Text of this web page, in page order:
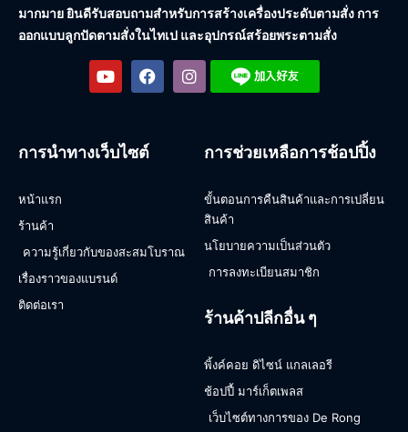
มากมาย ยินดีรับสอบถามสำหรับการสร้างเครื่องประดับตามสั่ง การ
ออกแบบลูกปัดตามสั่งในไทเป และอุปกรณ์สร้อยพระตามสั่ง
การนำทางเว็บไซต์
หน้าแรก
ร้านค้า
ความรู้เกี่ยวกับของสะสมโบราณ
เรื่องราวของแบรนด์
ติดต่อเรา
การช่วยเหลือการช้อปปิ้ง
ขั้นตอนการคืนสินค้าและการเปลี่ยน
สินค้า
นโยบายความเป็นส่วนตัว
การลงทะเบียนสมาชิก
ร้านค้าปลีกอื่น ๆ
พิ้งค์คอย ดิไซน์ แกลเลอรี
ช้อปปี้ มาร์เก็ตเพลส
เว็บไซต์ทางการของ De Rong